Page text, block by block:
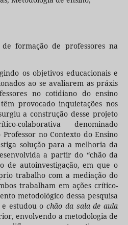
de formação de professores na
os objetivos educacionais e
ao se avaliarem as práxis
no cotidiano do ensino
provocado inquietações nos
a construção desse projeto
colaborativa denominado
no Contexto do Ensino
solução para a melhoria da
a partir do “chão da
de autoinvestigação, em que o
trabalho com a mediação do
trabalham em ações crítico-
metodológico dessa pesquisa
e estudou ochão da sala de aula
envolvendo a metodologia de